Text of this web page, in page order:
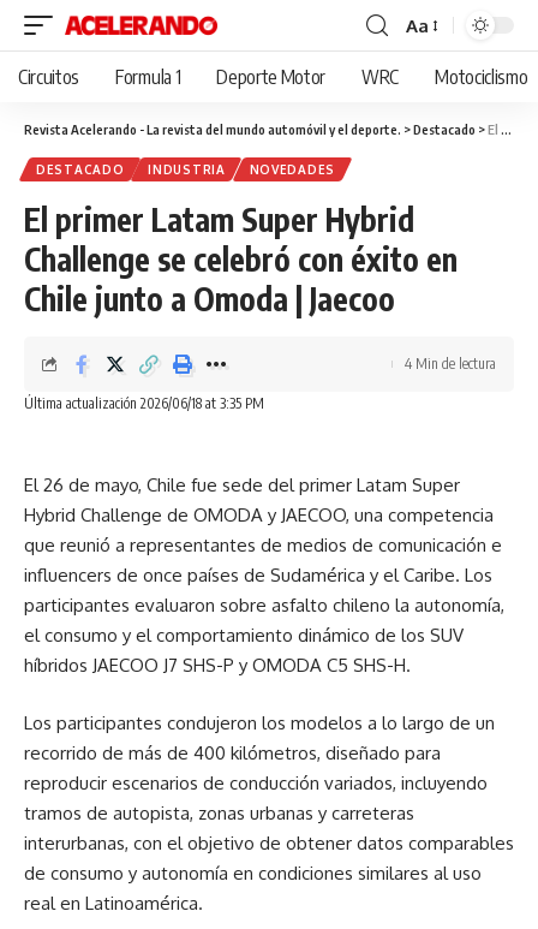
Cambiar
tamaño
fuente
Aa
Circuitos Formula 1 Deporte Motor WRC Motociclismo
Revista Acelerando - La revista del mundo automóvil y el deporte. >Destacado >El primer Latam Super Hybrid Challenge se celebró con éxito en Chile junto a Omoda | Jaecoo
DESTACADO INDUSTRIA NOVEDADES
El primer Latam Super Hybrid
Challenge se celebró con éxito en
Chile junto a Omoda | Jaecoo
Última actualización 2026/06/18 at 3:35 PM
4 Min de lectura
El 26 de mayo, Chile fue sede del primer Latam Super
Hybrid Challenge de OMODA y JAECOO, una competencia
que reunió a representantes de medios de comunicación e
influencers de once países de Sudamérica y el Caribe. Los
participantes evaluaron sobre asfalto chileno la autonomía,
el consumo y el comportamiento dinámico de los SUV
híbridos JAECOO J7 SHS-P y OMODA C5 SHS-H.
Los participantes condujeron los modelos a lo largo de un
recorrido de más de 400 kilómetros, diseñado para
reproducir escenarios de conducción variados, incluyendo
tramos de autopista, zonas urbanas y carreteras
interurbanas, con el objetivo de obtener datos comparables
de consumo y autonomía en condiciones similares al uso
real en Latinoamérica.